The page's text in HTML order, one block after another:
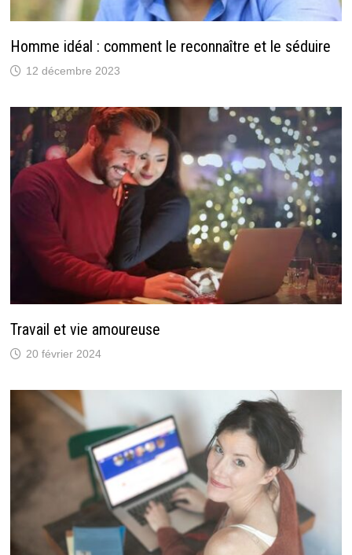
Homme idéal : comment le reconnaître et le séduire
12 décembre 2023
Travail et vie amoureuse
20 février 2024